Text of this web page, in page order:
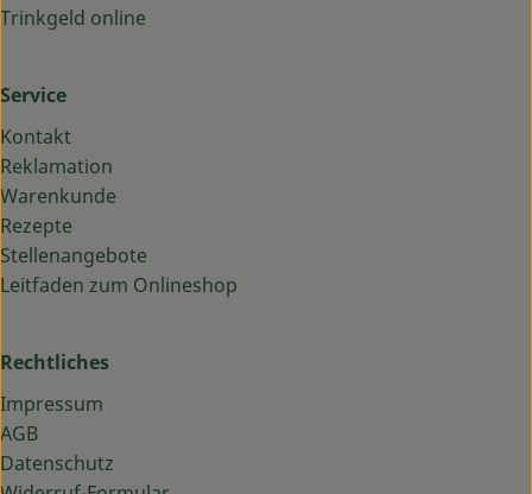
Trinkgeld online
Service
Kontakt
Reklamation
Warenkunde
Rezepte
Stellenangebote
Leitfaden zum Onlineshop
Rechtliches
Impressum
AGB
Datenschutz